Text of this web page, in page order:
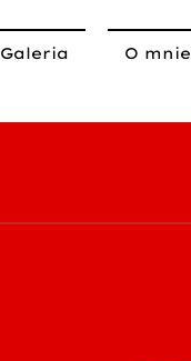
Galeria O mnie